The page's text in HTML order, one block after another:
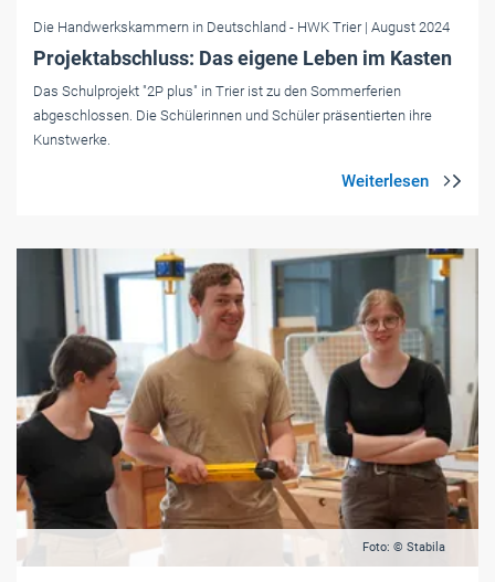
Die Handwerkskammern in Deutschland - HWK Trier | August 2024
Projektabschluss: Das eigene Leben im Kasten
Das Schulprojekt "2P plus" in Trier ist zu den Sommerferien
abgeschlossen. Die Schülerinnen und Schüler präsentierten ihre
Kunstwerke.
Foto: © Stabila